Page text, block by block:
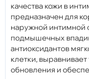
качества кожи в
предназначен для
наружной интимной
подмышечных
антиоксидантов
клетки,
обновления и